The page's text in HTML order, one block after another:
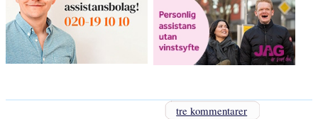
tre kommentarer